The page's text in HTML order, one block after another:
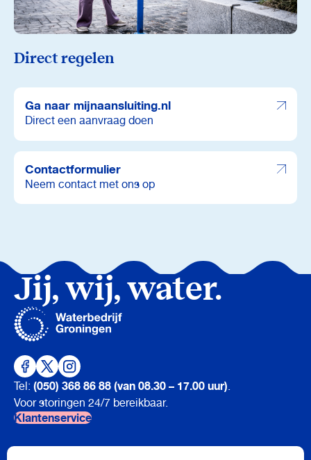
Direct regelen
Ga naar mijnaansluiting.nl
Direct een aanvraag doen
Contactformulier
Neem contact met ons op
Jij, wij, water.
Tel: (050) 368 86 88 (van 08.30 – 17.00 uur).
Voor storingen 24/7 bereikbaar.
Klantenservice